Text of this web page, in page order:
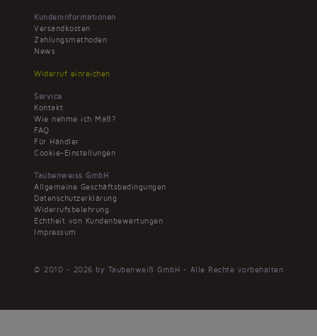
Kundeninformationen
Versandkosten
Zahlungsmethoden
News
Widerruf einreichen
Service
Kontakt
Wie nehme ich Maß?
FAQ
Für Händler
Cookie-Einstellungen
Taubenweiss GmbH
Allgemeine Geschäftsbedingungen
Datenschutzerklärung
Widerrufsbelehrung
Echtheit von Kundenbewertungen
Impressum
© 2010 - 2026 by Taubenweiß GmbH - Alle Rechte vorbehalten